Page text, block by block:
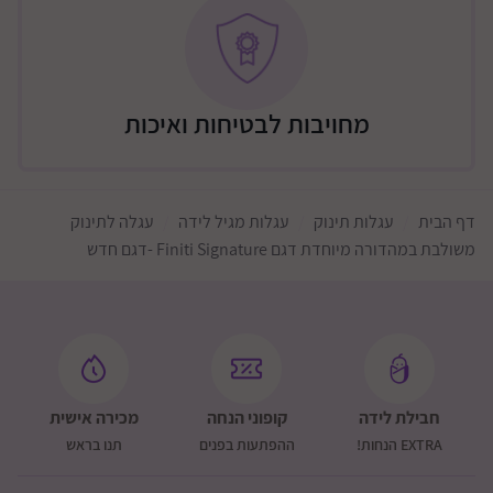
מידות במצב סגור: L 86 x W 65.5 x H 36 cm
לאתר היצרן
מחויבות לבטיחות ואיכות
דף הבית עגלות תינוק עגלות מגיל לידה
עגלה לתינוק
משולבת במהדורה מיוחדת דגם Finiti Signature -דגם חדש
חבילת לידה
EXTRA הנחות!
קופוני הנחה
ההפתעות בפנים
מכירה אישית
תנו בראש